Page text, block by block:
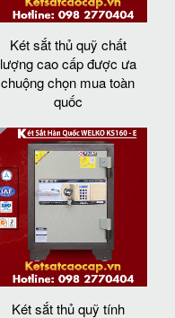
Két sắt thủ quỹ chất
lượng cao cấp được ưa
chuộng chọn mua toàn
quốc
Két sắt thủ quỹ tính